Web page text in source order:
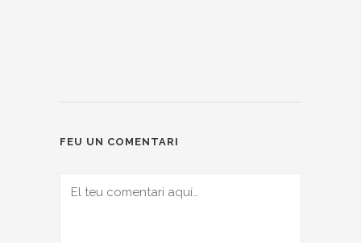
FEU UN COMENTARI